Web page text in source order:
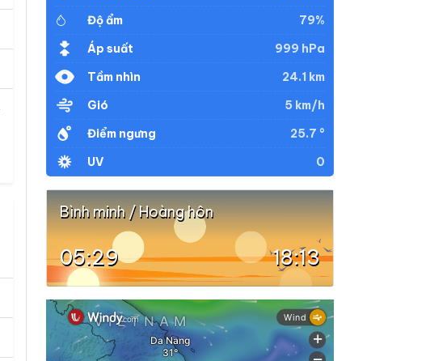
Độ ẩm
79%
Áp suất
999 hPa
Tầm nhìn
24.1 km
Gió
5 km/h
Điểm ngưng
25.7 °
UV
0
Bình minh / Hoàng hôn
05:29 18:13